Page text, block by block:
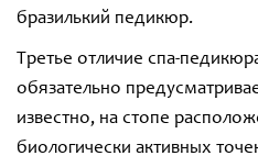
бразилький педикюр.
Третье отличие спа-
обязательно
известно, на стопе
биологически активных